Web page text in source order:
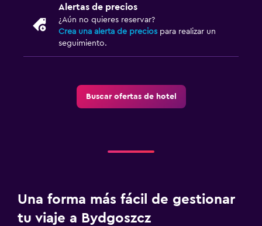
Mesa de billar
Botiquín de primeros auxilios
Cámaras CCTV en zonas comunes
Comidas para niños
Buffet infantil
Alertas de precios
¿Aún no quieres reservar?
Crea una alerta de precios para realizar un
seguimiento.
Buscar ofertas de hotel
Una forma más fácil de gestionar
tu viaje a Bydgoszcz